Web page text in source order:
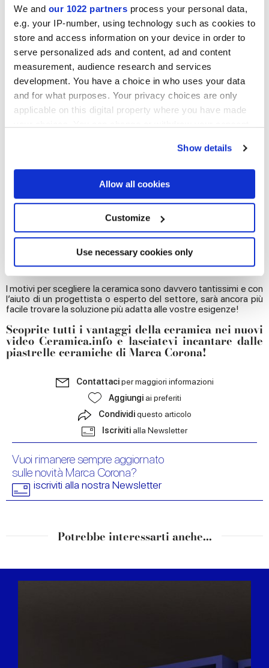
We and our 1022 partners process your personal data,
e.g. your IP-number, using technology such as cookies to
store and access information on your device in order to
serve personalized ads and content, ad and content
measurement, audience research and services
development. You have a choice in who uses your data
and for what purposes. Your privacy choices are only
applicable on this digital property where you have made
If you allow, we would also like to:
Collect information about your geographical
location which can be accurate to within several
Identify your device by actively scanning it for
specific characteristics (fingerprinting)
Find out more about how your personal data is processed
and set your preferences in thedetails section.
We use cookies to personalise content and ads, to
provide social media features and to analyse our traffic.
our social media, advertising and analytics partners who
may combine it with other information that you’ve
of their services.
Show details
Allow all cookies
Customize
Use necessary cookies only
La ceramica offre la massima versatilità
e scelta anche
dal punto di vista dei formati: la gamma Marca Corona spazia ad
esempio dalle piastrelle in piccolo formato dellalinea 1741
cementine decorative dal carattere retrò o design, alle grandi
lastre ultrasottili. La proposta in grande formato comprende a
un’incredibile gamma di superfici, dall’effetto legno
pietranaturale, dai marmi pregiati alle sofisticateboiserie, dalle
textures d’ispirazione materica alle superfici dal sapore etnico.
I motivi per scegliere la ceramica sono davvero tantissimi e con
l’aiuto di un progettista o esperto del settore, sarà ancora più
facile trovare la soluzione più adatta alle vostre esigenze!
Scoprite tutti i vantaggi della ceramica nei nuovi
videoCeramica.infoe lasciatevi incantare dalle
piastrelle ceramiche di Marca Corona!
Contattaciper maggiori informazioni
Aggiungi ai preferiti
Condividiquesto articolo
Iscriviti alla Newsletter
Vuoi rimanere sempre aggiornato
sulle novità Marca Corona?
iscriviti alla nostra Newsletter
Potrebbe interessarti anche...